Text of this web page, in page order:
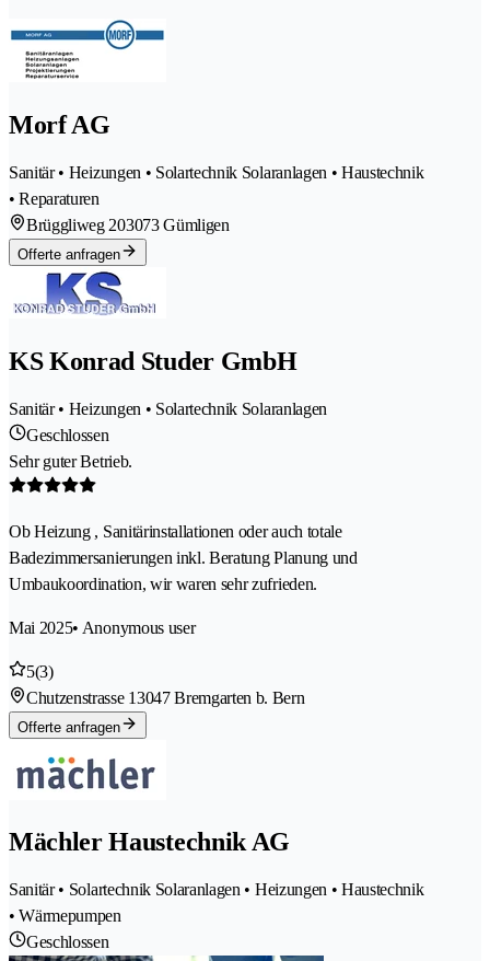
Morf AG
Sanitär • Heizungen • Solartechnik Solaranlagen • Haustechnik
• Reparaturen
Brüggliweg 203073 Gümligen
Offerte anfragen
KS Konrad Studer GmbH
Sanitär • Heizungen • Solartechnik Solaranlagen
Geschlossen
Sehr guter Betrieb.
Ob Heizung , Sanitärinstallationen oder auch totale
Badezimmersanierungen inkl. Beratung Planung und
Umbaukoordination, wir waren sehr zufrieden.
Mai 2025• Anonymous user
5(3)
Chutzenstrasse 13047 Bremgarten b. Bern
Offerte anfragen
Mächler Haustechnik AG
Sanitär • Solartechnik Solaranlagen • Heizungen • Haustechnik
• Wärmepumpen
Geschlossen